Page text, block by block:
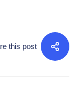
this post